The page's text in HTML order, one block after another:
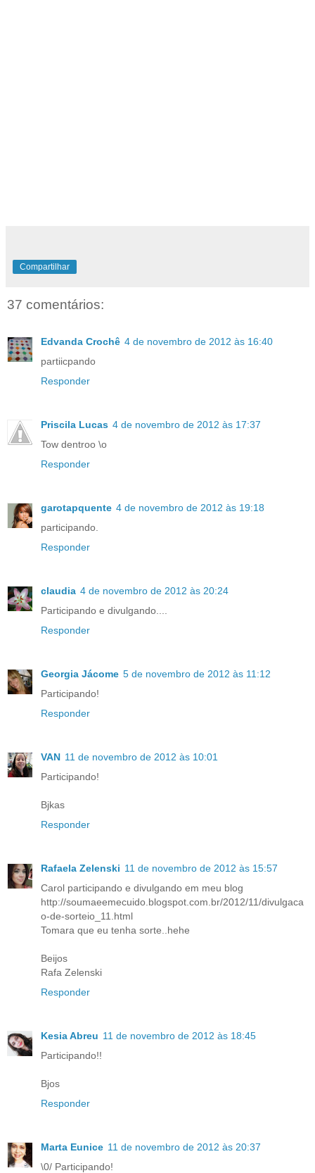
Compartilhar
37 comentários:
Edvanda Crochê 4 de novembro de 2012 às 16:40
partiicpando
Responder
Priscila Lucas 4 de novembro de 2012 às 17:37
Tow dentroo \o
Responder
garotapquente 4 de novembro de 2012 às 19:18
participando.
Responder
claudia 4 de novembro de 2012 às 20:24
Participando e divulgando....
Responder
Georgia Jácome 5 de novembro de 2012 às 11:12
Participando!
Responder
VAN 11 de novembro de 2012 às 10:01
Participando!
Bjkas
Responder
Rafaela Zelenski 11 de novembro de 2012 às 15:57
Carol participando e divulgando em meu blog
http://soumaeemecuido.blogspot.com.br/2012/11/divulgaca
o-de-sorteio_11.html
Tomara que eu tenha sorte..hehe
Beijos
Rafa Zelenski
Responder
Kesia Abreu 11 de novembro de 2012 às 18:45
Participando!!
Bjos
Responder
Marta Eunice 11 de novembro de 2012 às 20:37
\0/ Participando!